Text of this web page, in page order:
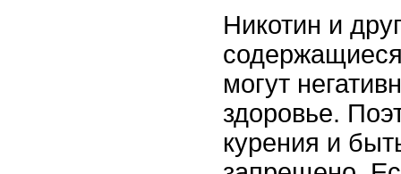
Никотин и
могут
здоровье.
курения и